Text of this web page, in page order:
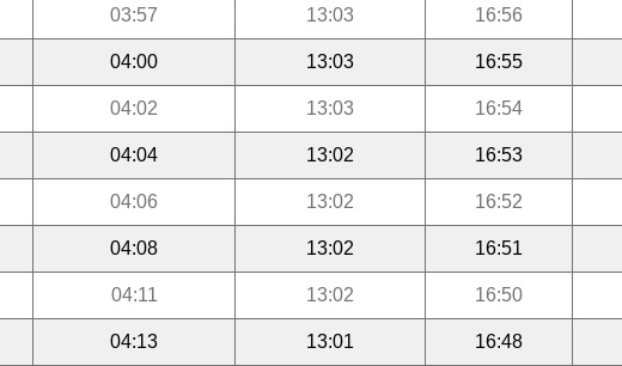
03:57 13:03 16:56
04:00 13:03 16:55
04:02 13:03 16:54
04:04 13:02 16:53
04:06 13:02 16:52
04:08 13:02 16:51
04:11 13:02 16:50
04:13 13:01 16:48